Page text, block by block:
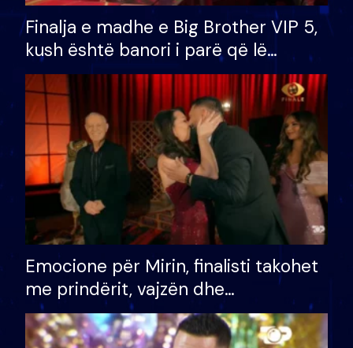
Finalja e madhe e Big Brother VIP 5,
kush është banori i parë që lë
shtëpinë dhe humb mundësinë për
të fituar çmimin e madh
Emocione për Mirin, finalisti takohet
me prindërit, vajzën dhe
bashkëshorten: S’kemi ndonjë letër
divorci apo jo?